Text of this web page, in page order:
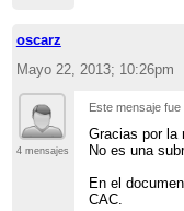
oscarz
Mayo 22, 2013; 10:26pm
4 mensajes
Este mensaje
Gracias por la
No es una
En el
CAC.